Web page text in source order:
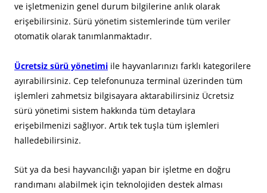
ve işletmenizin genel durum bilgilerine anlık olarak
erişebilirsiniz. Sürü yönetim sistemlerinde tüm veriler
otomatik olarak tanımlanmaktadır.
Ücretsiz sürü yönetimi ile hayvanlarınızı farklı kategorilere
ayırabilirsiniz. Cep telefonunuza terminal üzerinden tüm
işlemleri zahmetsiz bilgisayara aktarabilirsiniz Ücretsiz
sürü yönetimi sistem hakkında tüm detaylara
erişebilmenizi sağlıyor. Artık tek tuşla tüm işlemleri
halledebilirsiniz.
Süt ya da besi hayvancılığı yapan bir işletme en doğru
randımanı alabilmek için teknolojiden destek alması